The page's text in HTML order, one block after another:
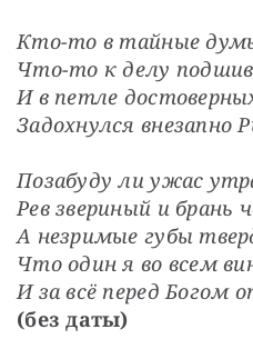
Кто-то в тайные
Что-то к делу подшив
И в петле
Задохнулся внезапно
Позабуду ли ужас
Рев звериный и брань
А незримые губы
Что один я во всем
И за всё перед Богом
(без даты)